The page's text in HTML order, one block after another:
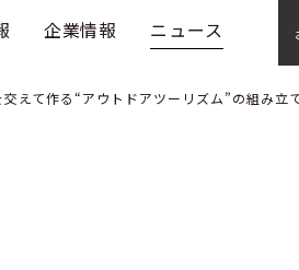
企業情報 ニュース
えて作る“アウトドアツーリズム”の組み立